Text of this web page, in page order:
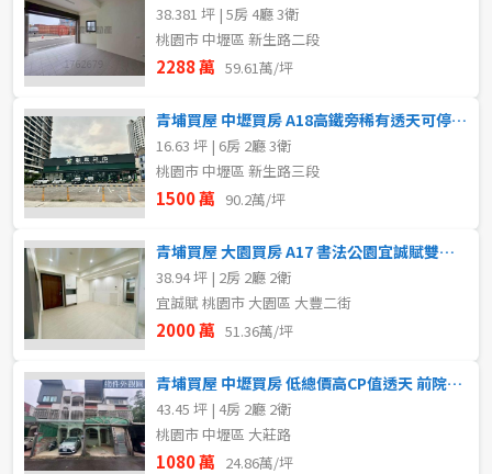
38.381 坪 | 5房 4廳 3衛
桃園市 中壢區 新生路二段
2288 萬 59.61萬/坪
青埔買屋 中壢買房 A18高鐵旁稀有透天可停雙車 稀有釋出
16.63 坪 | 6房 2廳 3衛
桃園市 中壢區 新生路三段
1500 萬 90.2萬/坪
青埔買屋 大園買房 A17 書法公園宜誠賦雙衛浴2+1房車
38.94 坪 | 2房 2廳 2衛
宜誠賦 桃園市 大園區 大豐二街
2000 萬 51.36萬/坪
青埔買屋 中壢買房 低總價高CP值透天 前院車庫停車田園風光
43.45 坪 | 4房 2廳 2衛
桃園市 中壢區 大莊路
1080 萬 24.86萬/坪